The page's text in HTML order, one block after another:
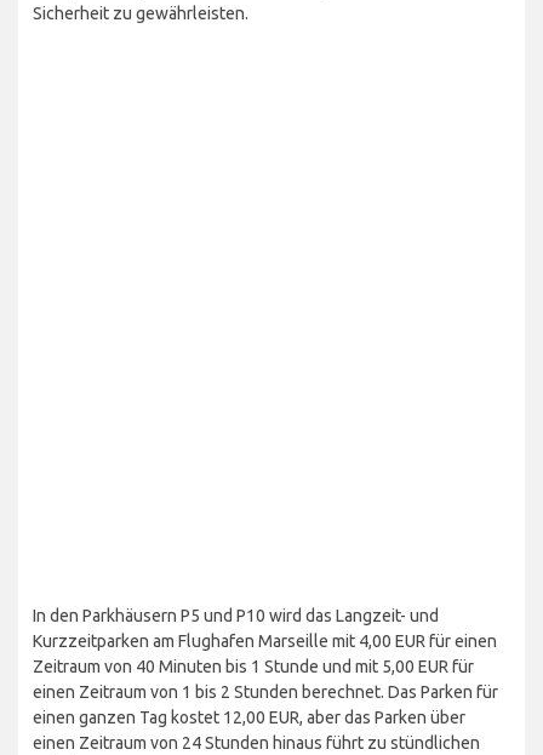
Sicherheit zu gewährleisten.
In den Parkhäusern P5 und P10 wird das Langzeit- und
Kurzzeitparken am Flughafen Marseille mit 4,00 EUR für einen
Zeitraum von 40 Minuten bis 1 Stunde und mit 5,00 EUR für
einen Zeitraum von 1 bis 2 Stunden berechnet. Das Parken für
einen ganzen Tag kostet 12,00 EUR, aber das Parken über
einen Zeitraum von 24 Stunden hinaus führt zu stündlichen